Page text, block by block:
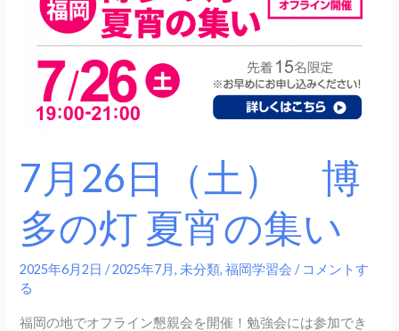
7月26日（土） 博
多の灯 夏宵の集い
2025年6月2日/2025年7月, 未分類,福岡学習会 / コメントす
る
福岡の地でオフライン懇親会を開催！勉強会には参加でき
集
い